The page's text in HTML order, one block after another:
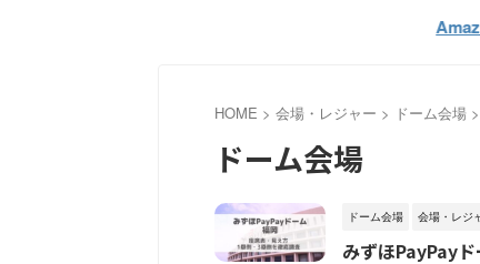
HOME > 会場・レジャー > ドーム会場 >
ドーム会場
ドーム会場 会場・レジ
みずほPayPay